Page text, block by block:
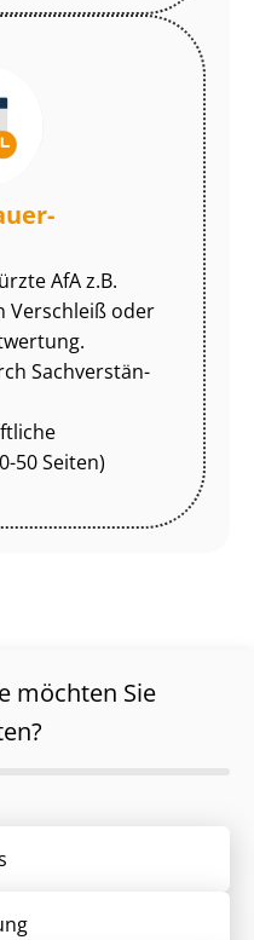
AfA z.B.
Verschleiß oder
Sach­ver­stän­
50 Seiten)
möchten Sie